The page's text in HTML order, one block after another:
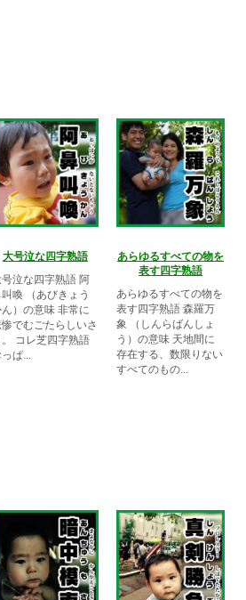
大号泣な四字熟語
号泣な四字熟語 阿
喚 （あびきょう
）の意味 非常に
でむごたらしいさ
。 コレ芝四字熟語
ぱ...
あらゆるすべての物を
表す四字熟語
あらゆるすべての物を
表す四字熟語 森羅万
象 （しんらばんしょ
う）の意味 天地間に
存在する、数限りない
すべてのもの...